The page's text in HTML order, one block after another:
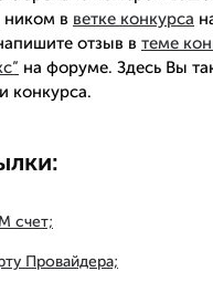
ником в ветке конкурса
отзыв в теме
на форуме. Здесь Вы
конкурса.
счет;
Провайдера;